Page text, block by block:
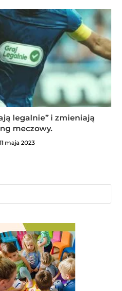
legalnie” i zmieniają
meczowy.
11 maja 2023